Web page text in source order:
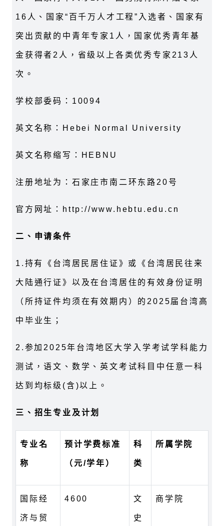
16人、国家“百千万人才工程”入选者、国家有
突出贡献的中青年专家1人，国家优秀青年基
金获得者2人，省级以上各类优秀专家213人
次。
学校部委码：10094
英文名称：Hebei Normal University
英文名称缩写：HEBNU
注册地址为：石家庄市南二环东路20号
官方网址：http://www.hebtu.edu.cn
二、申请条件
1.持有《台湾居民居住证》或《台湾居民往来
大陆通行证》以及在台湾居住的有效身份证明
（所持证件均须在有效期内）的2025届台湾高
中毕业生；
2.参加2025年台湾地区大学入学考试学科能力
测试，语文、数学、英文考试科目中任意一科
达到均标级(含)以上。
三、招生专业及计划
专业名
称
预计学费标准
（元/学年）
科
类
所属学院
国际经
济与贸
4600 文
史
商学院